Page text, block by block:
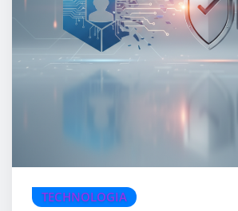
TECHNOLOGIA